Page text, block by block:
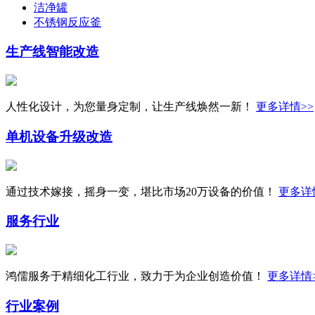
洁净罐
不锈钢反应釜
生产线智能改造
人性化设计，为您量身定制，让生产线焕然一新！ 更多详情>>
单机设备升级改造
通过技术嫁接，摇身一变，堪比市场20万设备的价值！ 更多详
服务行业
鸿儒服务于精细化工行业，致力于为企业创造价值！ 更多详情
行业案例